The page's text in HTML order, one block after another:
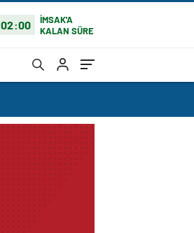
02:00
İMSAK'A
KALAN SÜRE